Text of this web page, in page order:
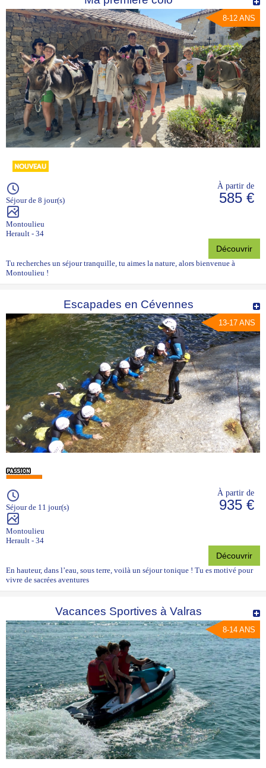
8-12 ANS
Séjour de 8 jour(s)
Montoulieu
Herault - 34
À partir de
585 €
Découvrir
Tu recherches un séjour tranquille, tu aimes la nature, alors bienvenue à
Montoulieu !
Escapades en Cévennes
13-17 ANS
Séjour de 11 jour(s)
Montoulieu
Herault - 34
À partir de
935 €
Découvrir
En hauteur, dans l’eau, sous terre, voilà un séjour tonique ! Tu es motivé pour
vivre de sacrées aventures
Vacances Sportives à Valras
8-14 ANS